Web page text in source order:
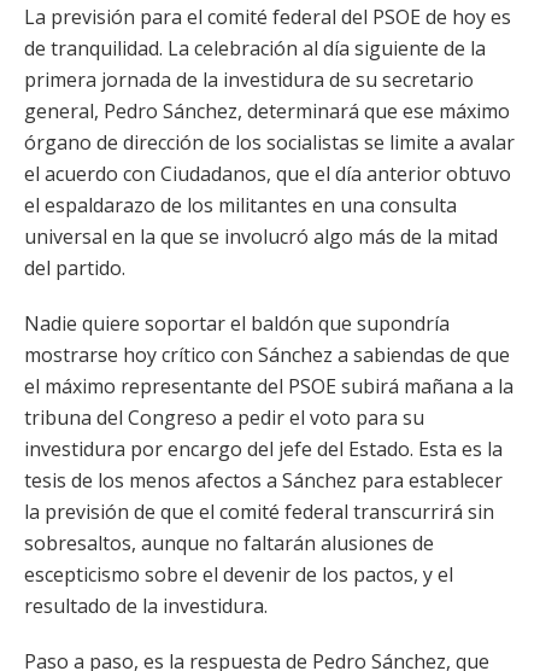
La previsión para el comité federal del PSOE de hoy es
de tranquilidad. La celebración al día siguiente de la
primera jornada de la investidura de su secretario
general, Pedro Sánchez, determinará que ese máximo
órgano de dirección de los socialistas se limite a avalar
el acuerdo con Ciudadanos, que el día anterior obtuvo
el espaldarazo de los militantes en una consulta
universal en la que se involucró algo más de la mitad
del partido.
Nadie quiere soportar el baldón que supondría
mostrarse hoy crítico con Sánchez a sabiendas de que
el máximo representante del PSOE subirá mañana a la
tribuna del Congreso a pedir el voto para su
investidura por encargo del jefe del Estado. Esta es la
tesis de los menos afectos a Sánchez para establecer
la previsión de que el comité federal transcurrirá sin
sobresaltos, aunque no faltarán alusiones de
escepticismo sobre el devenir de los pactos, y el
resultado de la investidura.
Paso a paso, es la respuesta de Pedro Sánchez, que